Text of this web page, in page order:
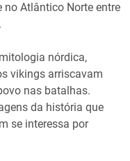
no Atlântico Norte entre
nórdica,
vikings arriscavam
nas batalhas.
da história que
se interessa por